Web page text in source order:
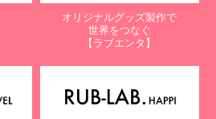
オリジナルグッズ製作で
世界をつなぐ
【ラブエンタ】